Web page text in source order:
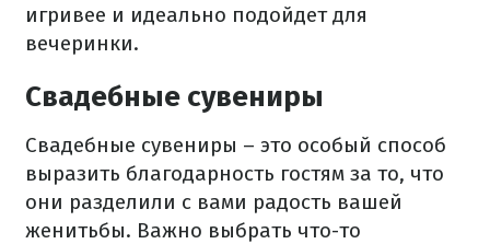
игривее и идеально подойдет для
вечеринки.
Свадебные сувениры
Свадебные сувениры – это особый способ
выразить благодарность гостям за то, что
они разделили с вами радость вашей
женитьбы. Важно выбрать что-то